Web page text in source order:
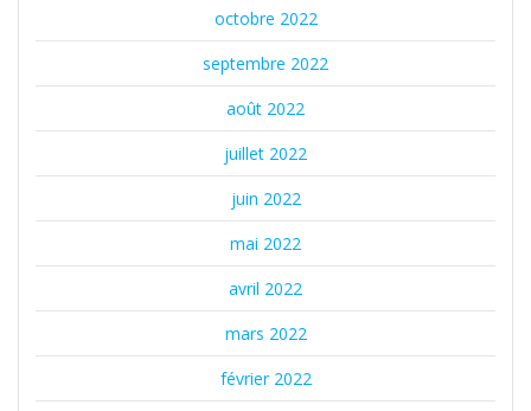
octobre 2022
septembre 2022
août 2022
juillet 2022
juin 2022
mai 2022
avril 2022
mars 2022
février 2022